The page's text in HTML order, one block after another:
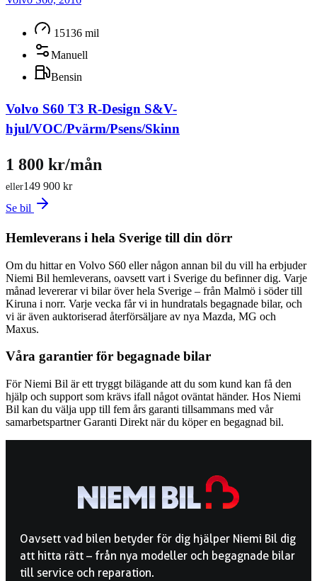
15136 mil
Manuell
Bensin
Volvo S60 T3 R-Design S&V-
hjul/VOC/Pvärm/Psens/Skinn
149 900 kr
eller
1 800 kr/mån
Se bil
Hemleverans i hela Sverige till din dörr
Om du hittar en Volvo S60 eller någon annan bil du vill ha erbjuder
Niemi Bil hemleverans, oavsett vart i Sverige du befinner dig. Varje
månad levererar vi bilar över hela Sverige – från Malmö i söder till
Kiruna i norr. Varje vecka får vi in hundratals begagnade bilar, och
vi är även auktoriserad återförsäljare av nya Mazda, MG och
Maxus.
Våra garantier för begagnade bilar
För Niemi Bil är ett tryggt bilägande att du som kund kan få den
hjälp och support som krävs ifall något oväntat händer. Hos Niemi
Bil kan du välja upp till fem års garanti tillsammans med vår
samarbetspartner Garanti Direkt när du köper en begagnad bil.
Oavsett vad bilen betyder för dig hjälper Niemi Bil dig
att hitta rätt – från nya modeller och begagnade bilar
till service och reparation.